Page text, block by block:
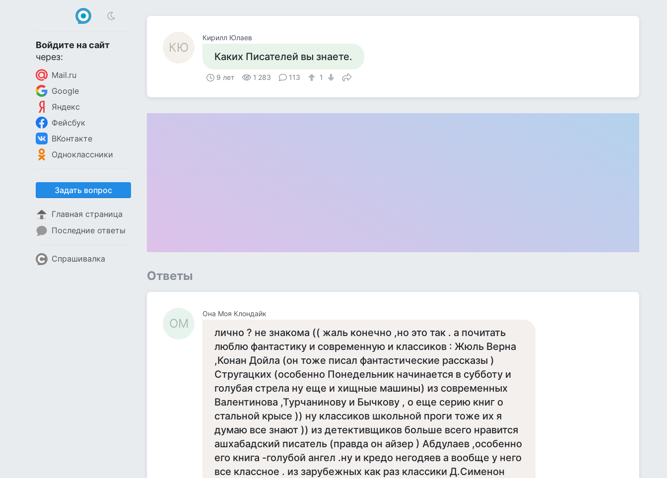
Войдите на сайт
через:
Mail.ru
Google
Яндекс
Фейсбук
ВКонтакте
Одноклассники
Задать вопрос
Главная страница
Последние ответы
Спрашивалка
КЮ
Кирилл Юлаев
Каких Писателей вы знаете.
9 лет 1 283 113 1
Ответы
ОМ
Она Моя Клондайк
лично ? не знакома (( жаль конечно ,но это так . а почитать
люблю фантастику и современную и классиков : Жюль Верна
,Конан Дойла (он тоже писал фантастические рассказы )
Стругацких (особенно Понедельник начинается в субботу и
голубая стрела ну еще и хищные машины) из современных
Валентинова ,Турчанинову и Бычкову , о еще серию книг о
стальной крысе )) ну классиков школьной проги тоже их я
думаю все знают )) из детективщиков больше всего нравится
ашхабадский писатель (правда он айзер ) Абдулаев ,особенно
его книга -голубой ангел .ну и кредо негодяев а вообще у него
все классное . из зарубежных как раз классики Д.Сименон